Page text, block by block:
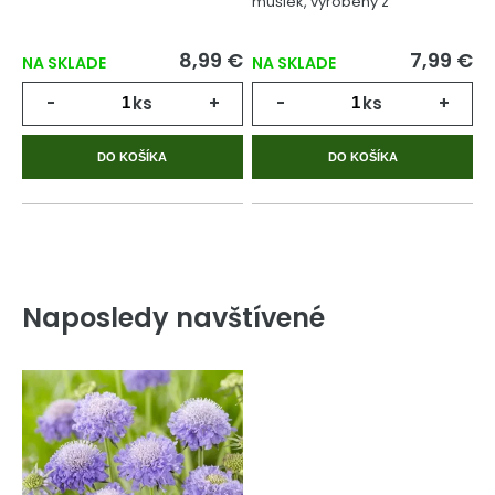
NA SKLADE 8,99 €
- ks +
DO KOŠÍKA
NA SKLADE 7,99 €
- ks +
DO KOŠÍKA
Naposledy navštívené